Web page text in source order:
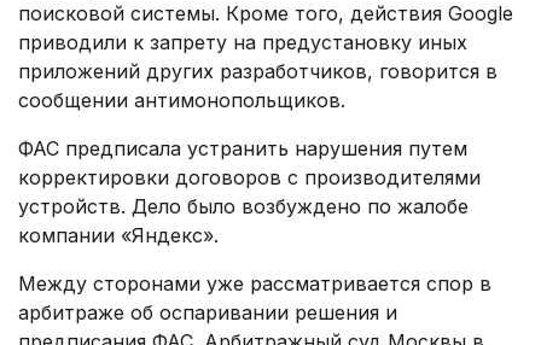
поисковой системы. Кроме того, действия Google
приводили к запрету на предустановку иных
приложений других разработчиков, говорится в
сообщении антимонопольщиков.
ФАС предписала устранить нарушения путем
корректировки договоров с производителями
устройств. Дело было возбуждено по жалобе
компании «Яндекс».
Между сторонами уже рассматривается спор в
арбитраже об оспаривании решения и